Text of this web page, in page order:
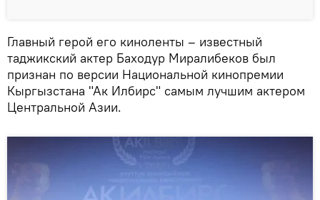
Главный герой его киноленты – известный
таджикский актер Баходур Миралибеков был
признан по версии Национальной кинопремии
Кыргызстана "Ак Илбирс" самым лучшим актером
Центральной Азии.